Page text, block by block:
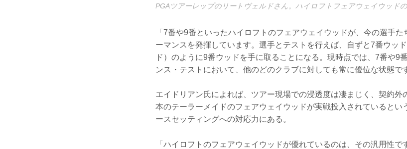
PGAツアーレップのリートヴェルドさん。ハイロフトフェアウェイウッド
「7番や9番といったハイロフトのフェアウェイウッドが、今の選手
ーマンスを発揮しています。選手とテストを行えば、自ずと7番ウッ
ド）のように9番ウッドを手に取ることになる。現時点では、7番や9
ンス・テストにおいて、他のどのクラブに対しても常に優位な状態で
エイドリアン氏によれば、ツアー現場での浸透度は凄まじく、契約外
本のテーラーメイドのフェアウェイウッドが実戦投入されているとい
ースセッティングへの対応力にある。
「ハイロフトのフェアウェイウッドが優れているのは、その汎用性